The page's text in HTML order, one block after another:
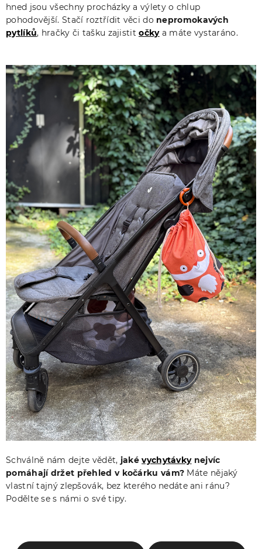
hned jsou všechny procházky a výlety o chlup
pohodovější. Stačí roztřídit věci do nepromokavých
pytlíků, hračky či tašku zajistitočkya máte vystaráno.
Schválně nám dejte vědět, jakévychytávkynejvíc
pomáhají držet přehled v kočárku vám? Máte nějaký
vlastní tajný zlepšovák, bez kterého nedáte ani ránu?
Podělte se s námi o své tipy.